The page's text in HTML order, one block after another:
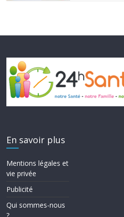
En savoir plus
Mentions légales et
vie privée
Publicité
Qui sommes-nous